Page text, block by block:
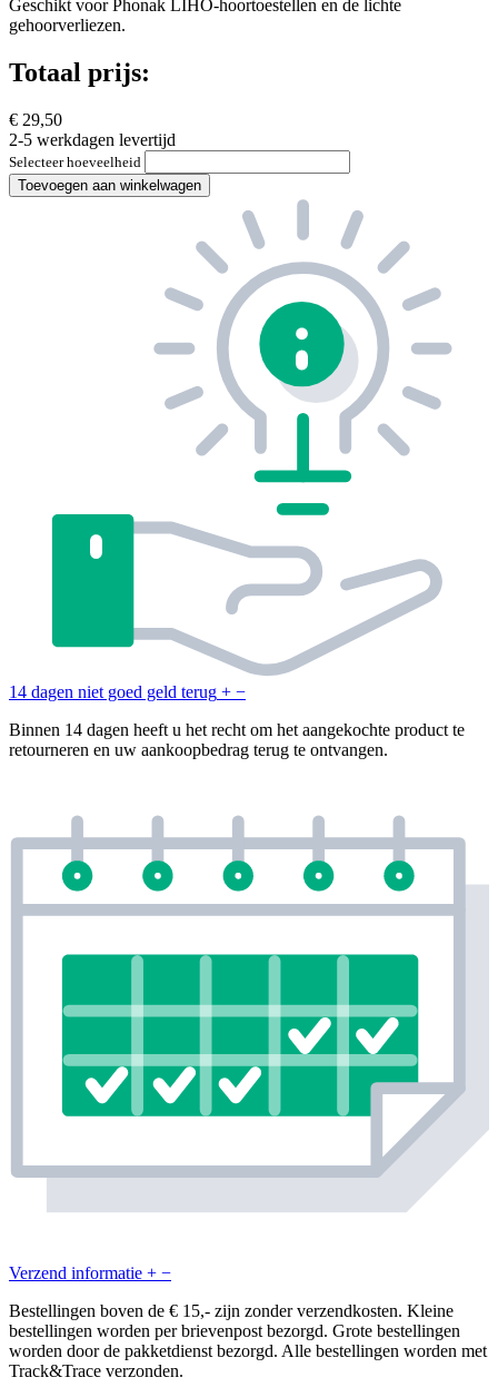
Geschikt voor Phonak LIHO-hoortoestellen en de lichte
gehoorverliezen.
Totaal prijs:
€ 29,50
2-5 werkdagen levertijd
Selecteer hoeveelheid
Toevoegen aan winkelwagen
14 dagen niet goed geld terug + −
Binnen 14 dagen heeft u het recht om het aangekochte product te
retourneren en uw aankoopbedrag terug te ontvangen.
Verzend informatie + −
Bestellingen boven de € 15,- zijn zonder verzendkosten. Kleine
bestellingen worden per brievenpost bezorgd. Grote bestellingen
worden door de pakketdienst bezorgd. Alle bestellingen worden met
Track&Trace verzonden.